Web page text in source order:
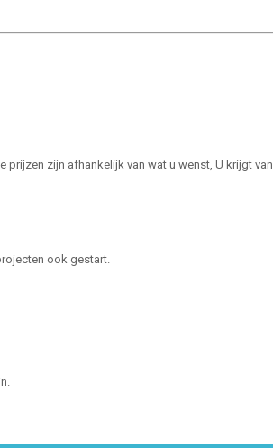
zijn afhankelijk van wat u wenst, U krijgt van
ook gestart.